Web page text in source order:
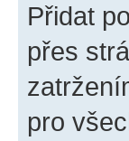
Přidat
přes
pro